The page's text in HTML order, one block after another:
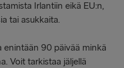
Irlantiin eikä EU:n,
tai asukkaita.
enintään 90 päivää minkä
Voit tarkistaa jäljellä